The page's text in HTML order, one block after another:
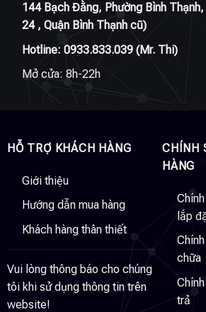
144 Bạch Đằng, Phường Bình
24 , Quận Bình Thạnh cũ)
Hotline: 0933.833.039(Mr. Thi)
Mở cửa: 8h-22h
HỖ TRỢ KHÁCH HÀNG
Giới thiệu
Hướng dẫn mua hàng
Khách hàng thân thiết
Vui lòng thông báo cho chúng
tôi khi sử dụng thông tin trên
website!
CHÍNH
HÀNG
lắp
chữa
trả